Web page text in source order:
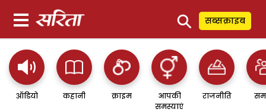
⚲ सब्सक्राइब
ऑडियो कहानी क्राइम
आपकी
समस्याएं
राजनीति